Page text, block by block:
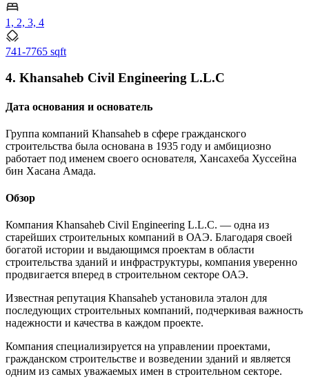
1, 2, 3, 4
741-7765 sqft
4. Khansaheb Civil Engineering L.L.C
Дата основания и основатель
Группа компаний Khansaheb в сфере гражданского
строительства была основана в 1935 году и амбициозно
работает под именем своего основателя, Хансахеба Хуссейна
бин Хасана Амада.
Обзор
Компания Khansaheb Civil Engineering L.L.C. — одна из
старейших строительных компаний в ОАЭ. Благодаря своей
богатой истории и выдающимся проектам в области
строительства зданий и инфраструктуры, компания уверенно
продвигается вперед в строительном секторе ОАЭ.
Известная репутация Khansaheb установила эталон для
последующих строительных компаний, подчеркивая важность
надежности и качества в каждом проекте.
Компания специализируется на управлении проектами,
гражданском строительстве и возведении зданий и является
одним из самых уважаемых имен в строительном секторе.